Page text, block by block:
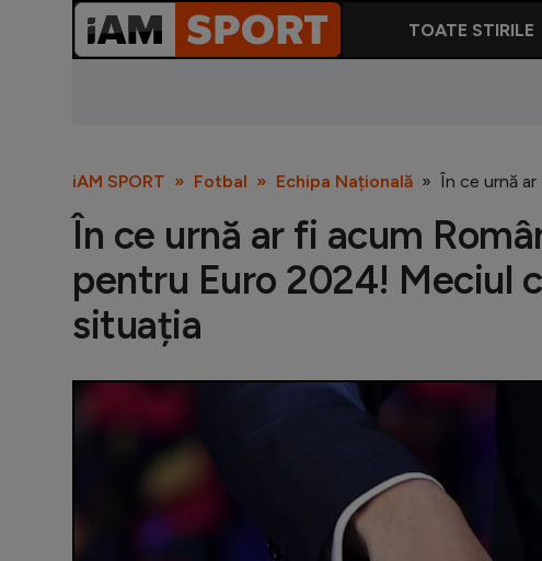
TOATE STIRILE
iAM SPORT Fotbal Echipa Națională În ce urnă
În ce urnă ar fi acum
pentru Euro 2024! Meciul
situația